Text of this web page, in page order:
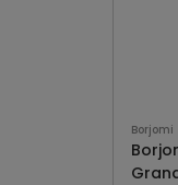
Borjomi